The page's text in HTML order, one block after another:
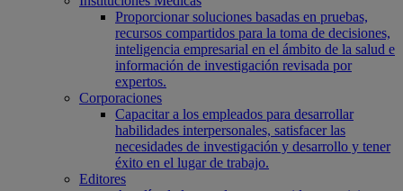
Proporcionar soluciones basadas en pruebas,
recursos compartidos para la toma de decisiones,
inteligencia empresarial en el ámbito de la salud e
información de investigación revisada por
expertos.
Corporaciones
Capacitar a los empleados para desarrollar
habilidades interpersonales, satisfacer las
necesidades de investigación y desarrollo y tener
éxito en el lugar de trabajo.
Editores